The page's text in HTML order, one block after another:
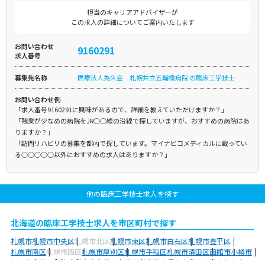
担当のキャリアアドバイザーが
この求人の詳細についてご案内いたします
お問い合わせ
求人番号
9160291
募集先名称 医療法人為久会 札幌共立五輪橋病院 の臨床工学技士
お問い合わせ例
「求人番号9160291に興味があるので、詳細を教えていただけますか？」
「残業が少なめの病院をJR○○線の沿線で探していますが、おすすめの病院はあ
りますか？」
「訪問リハビリの募集を都内で探しています。マイナビコメディカルに載ってい
る○○○○○以外におすすめの求人はありますか？」
他の臨床工学技士求人を探す
北海道の臨床工学技士求人を市区町村で探す
札幌市札幌市中央区札幌市北区札幌市東区札幌市白石区札幌市豊平区
札幌市南区札幌市西区札幌市厚別区札幌市手稲区札幌市清田区函館市小樽市